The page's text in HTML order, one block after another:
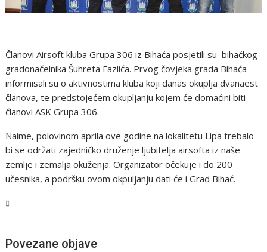
Članovi Airsoft kluba Grupa 306 iz Bihaća posjetili su bihaćkog
gradonačelnika Šuhreta Fazlića. Prvog čovjeka grada Bihaća
informisali su o aktivnostima kluba koji danas okuplja dvanaest
članova, te predstojećem okupljanju kojem će domaćini biti
članovi ASK Grupa 306.
Naime, polovinom aprila ove godine na lokalitetu Lipa trebalo
bi se održati zajedničko druženje ljubitelja airsofta iz naše
zemlje i zemalja okuženja. Organizator očekuje i do 200
učesnika, a podršku ovom okpuljanju dati će i Grad Bihać.
Povezane objave